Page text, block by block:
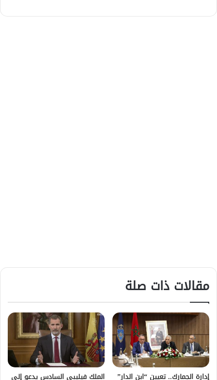
مقالات ذات صلة
إدارة الجمارك.. تعيين “ابن الدار” الملك فيليبي السادس يدعو إلى